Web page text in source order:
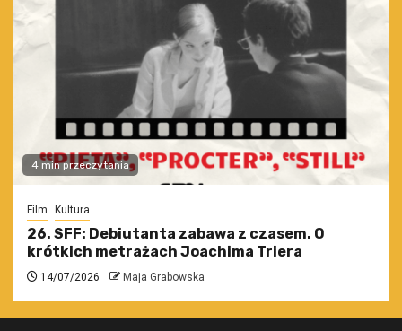
4 min przeczytania
Film Kultura
26. SFF: Debiutanta zabawa z czasem. O
krótkich metrażach Joachima Triera
14/07/2026 Maja Grabowska